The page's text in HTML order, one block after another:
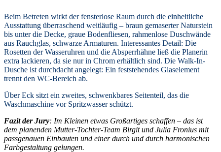
Beim Betreten wirkt der fensterlose Raum durch die einheitliche
Ausstattung überraschend weitläufig – braun gemaserter Naturstein
bis unter die Decke, graue Bodenfliesen, rahmenlose Duschwände
aus Rauchglas, schwarze Armaturen. Interessantes Detail: Die
Rosetten der Wasseruhren und die Absperrhähne ließ die Planerin
extra lackieren, da sie nur in Chrom erhältlich sind. Die Walk-In-
Dusche ist durchdacht angelegt: Ein feststehendes Glaselement
trennt den WC-Bereich ab.
Über Eck sitzt ein zweites, schwenkbares Seitenteil, das die
Waschmaschine vor Spritzwasser schützt.
Fazit der Jury: Im Kleinen etwas Großartiges schaffen – das ist
dem planenden Mutter-Tochter-Team Birgit und Julia Fronius mit
passgenauen Einbauten und einer durch und durch harmonischen
Farbgestaltung gelungen.